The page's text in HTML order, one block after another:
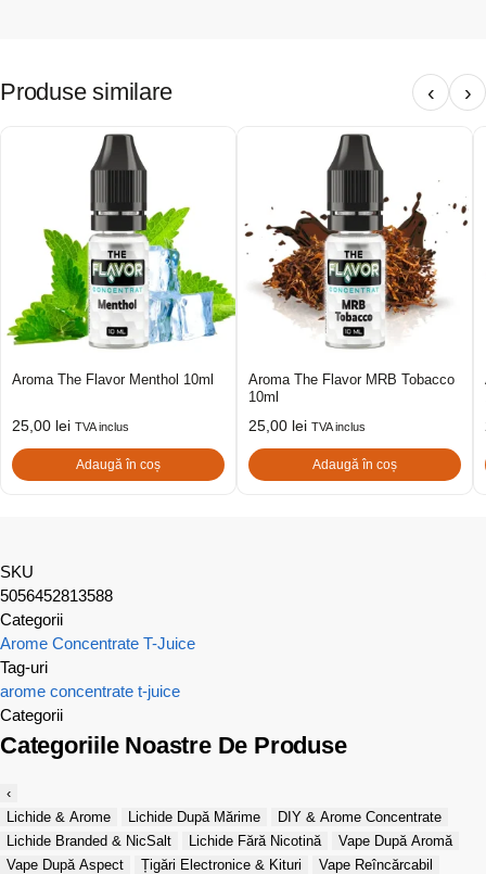
Produse similare ‹ ›
Aroma The Flavor Menthol 10ml
25,00 lei TVA inclus
Adaugă în coș
Aroma The Flavor MRB Tobacco
10ml
25,00 lei TVA inclus
Adaugă în coș
SKU
5056452813588
Categorii
Arome Concentrate T-Juice
Tag-uri
arome concentrate t-juice
Categorii
Categoriile Noastre De Produse
‹
Lichide & Arome
Lichide După Mărime
DIY & Arome Concentrate
Lichide Branded & NicSalt
Lichide Fără Nicotină
Vape După Aromă
Vape După Aspect
Țigări Electronice & Kituri
Vape Reîncărcabil